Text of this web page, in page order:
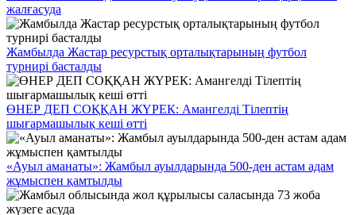
жалғасуда
Жамбылда Жастар ресурстық орталықтарының футбол
турнирі басталды
ӨНЕР ДЕП СОҚҚАН ЖҮРЕК: Амангелді Тілептің
шығармашылық кеші өтті
«Ауыл аманаты»: Жамбыл ауылдарында 500-ден астам адам
жұмыспен қамтылды